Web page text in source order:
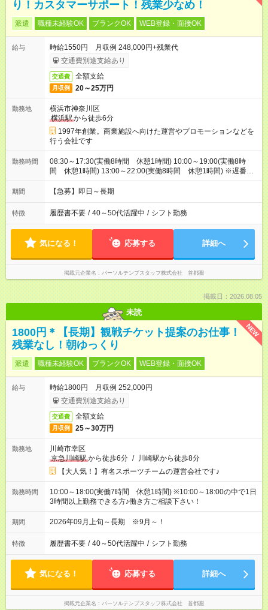
り！カスタマーサポート！残業少なめ！
派遣 職種未経験OK ブランクOK WEB登録・面接OK
給与
時給1550円 月収例 248,000円+残業代
交通費別途支給あり
交通費 全額支給
月収例 20～25万円
勤務地
横浜市神奈川区
横浜駅から徒歩6分
1997年創業。商業施設へ向けた運営やプロモーションなどを
行う会社です
勤務時間
08:30～17:30(実働8時間 休憩1時間) 10:00～19:00(実働8時
間 休憩1時間) 13:00～22:00(実働8時間 休憩1時間) ※遅番→
次の日早番などのシフトは一切ありませんのでご安心くださ
い。
期間 【急募】即日～長期
特徴 履歴書不要 / 40～50代活躍中 / シフト勤務
気になる！ 応募する 詳細へ
掲載元企業名 パーソルテンプスタッフ株式会社 首都圏
掲載日：2026.08.05
未読
NEW
1800円＊【長期】観戦チケット提案のお仕事！
残業なし！朝ゆっくり
派遣 職種未経験OK ブランクOK WEB登録・面接OK
給与
時給1800円 月収例 252,000円
交通費別途支給あり
交通費 全額支給
月収例 25～30万円
勤務地
川崎市幸区
京急川崎駅から徒歩6分 / 川崎駅から徒歩8分
【大人気！】有名スポーツチームの運営会社です♪
勤務時間
10:00～18:00(実働7時間 休憩1時間) ※10:00～18:00の中で1日
3時間以上勤務できる方♪働き方ご相談下さい！
期間 2026年09月上旬～長期 ※9月～！
特徴 履歴書不要 / 40～50代活躍中 / シフト勤務
気になる！ 応募する 詳細へ
掲載元企業名 パーソルテンプスタッフ株式会社 首都圏